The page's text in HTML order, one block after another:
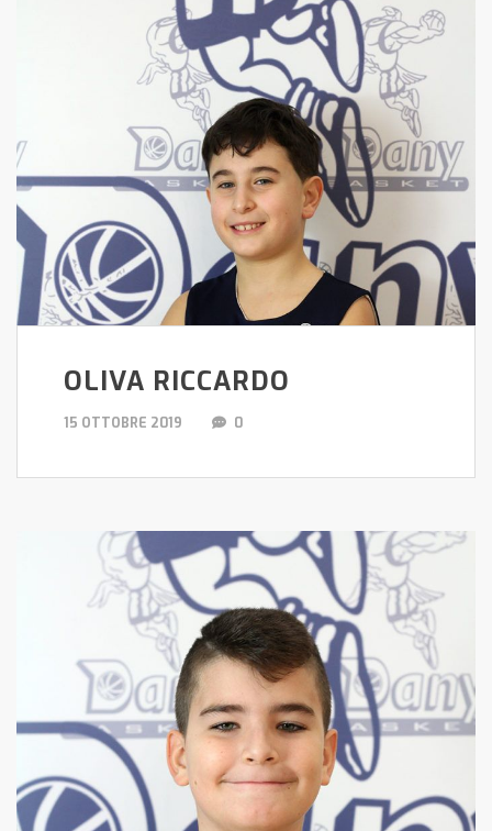
OLIVA RICCARDO
15 OTTOBRE 2019 0